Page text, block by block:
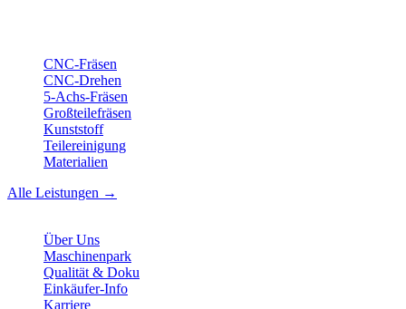
CNC-Fräsen
CNC-Drehen
5-Achs-Fräsen
Großteilefräsen
Kunststoff
Teilereinigung
Materialien
Alle Leistungen →
Über Uns
Maschinenpark
Qualität & Doku
Einkäufer-Info
Karriere